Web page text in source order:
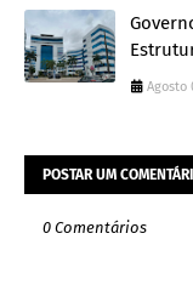
Agosto
POSTAR UM
0 Comentários